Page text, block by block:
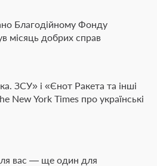
Благодійному Фонду
місяць добрих справ
ЗСУ» і «Єнот Ракета та інші
New York Times про українські
вас — ще один для